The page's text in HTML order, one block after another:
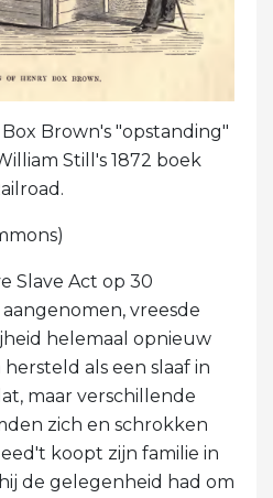
Brown's "opstanding"
Still's 1872 boek
Slave Act op 30
vreesde
helemaal opnieuw
als een slaaf in
maar verschillende
zich en schrokken
koopt zijn familie in
de gelegenheid had om